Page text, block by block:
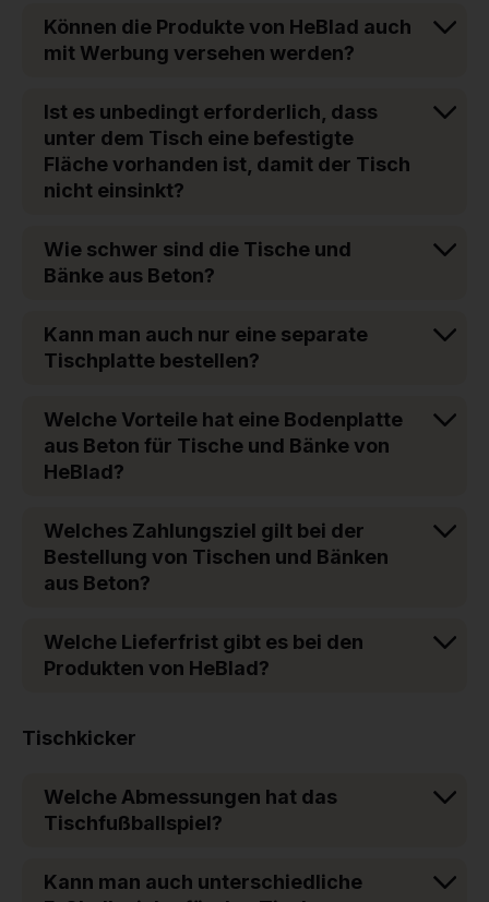
Können die Produkte von HeBlad auch
mit Werbung versehen werden?
Ist es unbedingt erforderlich, dass
unter dem Tisch eine befestigte
Fläche vorhanden ist, damit der Tisch
nicht einsinkt?
Wie schwer sind die Tische und
Bänke aus Beton?
Kann man auch nur eine separate
Tischplatte bestellen?
Welche Vorteile hat eine Bodenplatte
aus Beton für Tische und Bänke von
HeBlad?
Welches Zahlungsziel gilt bei der
Bestellung von Tischen und Bänken
aus Beton?
Welche Lieferfrist gibt es bei den
Produkten von HeBlad?
Tischkicker
Welche Abmessungen hat das
Tischfußballspiel?
Kann man auch unterschiedliche